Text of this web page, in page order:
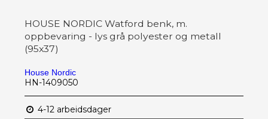
HOUSE NORDIC Watford benk, m.
oppbevaring - lys grå polyester og metall
(95x37)
House Nordic
HN-1409050
4-12 arbeidsdager